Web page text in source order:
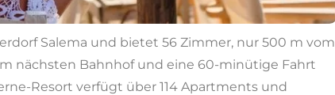
Salema und bietet 56 Zimmer, nur 500 m vom
nächsten Bahnhof und eine 60-minütige Fahrt
Resort verfügt über 114 Apartments und